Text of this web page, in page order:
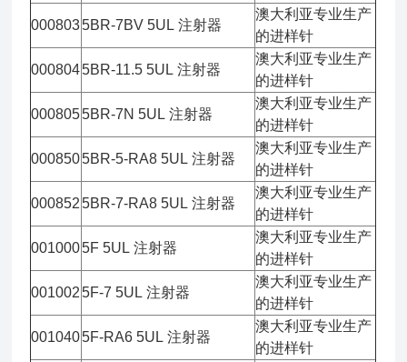
0008035BR-7BV 5UL 注射器
澳大利亚专业生产
的进样针
0008045BR-11.5 5UL 注射器
澳大利亚专业生产
的进样针
0008055BR-7N 5UL 注射器
澳大利亚专业生产
的进样针
0008505BR-5-RA8 5UL 注射器
澳大利亚专业生产
的进样针
000852 5BR-7-RA8 5UL 注射器
澳大利亚专业生产
的进样针
0010005F 5UL 注射器
澳大利亚专业生产
的进样针
001002 5F-7 5UL 注射器
澳大利亚专业生产
的进样针
0010405F-RA6 5UL 注射器
澳大利亚专业生产
的进样针